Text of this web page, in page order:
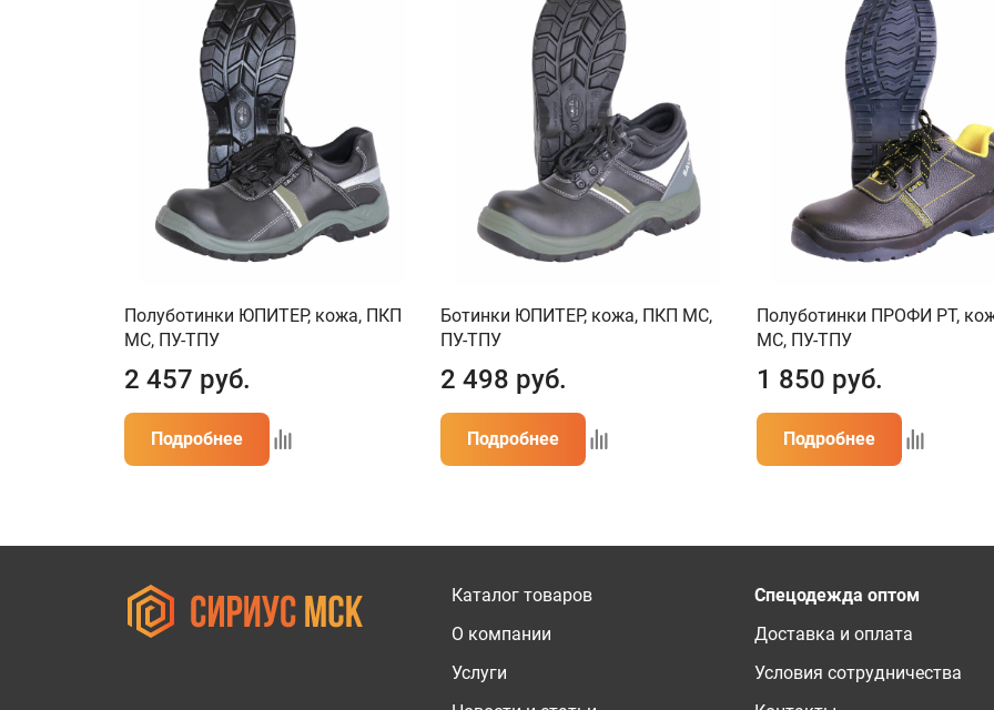
Полуботинки ЮПИТЕР, кожа, ПКП
МС, ПУ-ТПУ
2 457 руб.
Подробнее
Ботинки ЮПИТЕР, кожа, ПКП МС,
ПУ-ТПУ
2 498 руб.
Подробнее
Полуботинки ПРОФИ РТ,
МС, ПУ-ТПУ
1 850 руб.
Подробнее
Каталог товаров
О компании
Услуги
Спецодежда оптом
Доставка и оплата
Условия сотрудничества